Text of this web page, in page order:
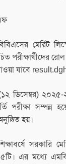
মেরিট
পরীক্ষার্থীদের
যাবে
ডিসেম্বর) ২০২৫-
পরীক্ষা সম্পন্ন
হয়।
সরকারি
এর মধ্যে